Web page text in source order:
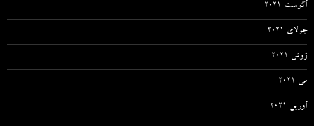
آگوست 2021
جولای 2021
ژوئن 2021
می 2021
آوریل 2021